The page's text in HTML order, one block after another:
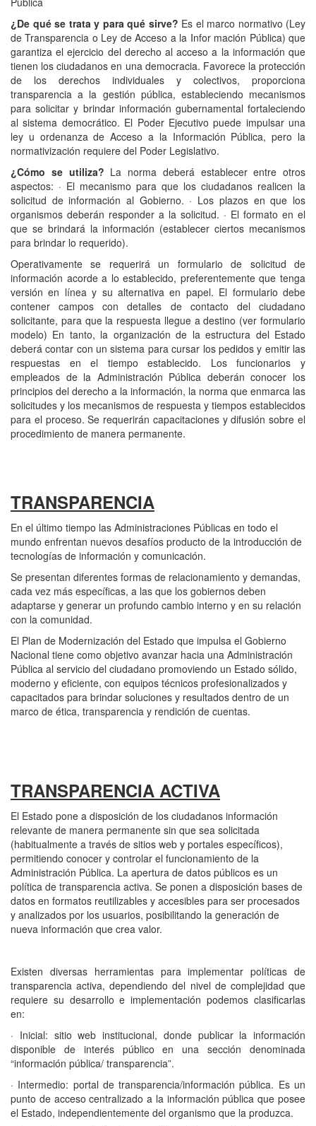
¿De qué se trata y para qué sirve? Es el marco normativo (Ley
de Transparencia o Ley de Acceso a la Infor mación Pública) que
garantiza el ejercicio del derecho al acceso a la información que
tienen los ciudadanos en una democracia. Favorece la protección
de los derechos individuales y colectivos, proporciona
transparencia a la gestión pública, estableciendo mecanismos
para solicitar y brindar información gubernamental fortaleciendo
al sistema democrático. El Poder Ejecutivo puede impulsar una
ley u ordenanza de Acceso a la Información Pública, pero la
normativización requiere del Poder Legislativo.
¿Cómo se utiliza? La norma deberá establecer entre otros
aspectos: · El mecanismo para que los ciudadanos realicen la
solicitud de información al Gobierno. · Los plazos en que los
organismos deberán responder a la solicitud. · El formato en el
que se brindará la información (establecer ciertos mecanismos
para brindar lo requerido).
Operativamente se requerirá un formulario de solicitud de
información acorde a lo establecido, preferentemente que tenga
versión en línea y su alternativa en papel. El formulario debe
contener campos con detalles de contacto del ciudadano
solicitante, para que la respuesta llegue a destino (ver formulario
modelo) En tanto, la organización de la estructura del Estado
deberá contar con un sistema para cursar los pedidos y emitir las
respuestas en el tiempo establecido. Los funcionarios y
empleados de la Administración Pública deberán conocer los
principios del derecho a la información, la norma que enmarca las
solicitudes y los mecanismos de respuesta y tiempos establecidos
para el proceso. Se requerirán capacitaciones y difusión sobre el
procedimiento de manera permanente.
TRANSPARENCIA
En el último tiempo las Administraciones Públicas en todo el
mundo enfrentan nuevos desafíos producto de la introducción de
tecnologías de información y comunicación.
Se presentan diferentes formas de relacionamiento y demandas,
cada vez más específicas, a las que los gobiernos deben
adaptarse y generar un profundo cambio interno y en su relación
con la comunidad.
El Plan de Modernización del Estado que impulsa el Gobierno
Nacional tiene como objetivo avanzar hacia una Administración
Pública al servicio del ciudadano promoviendo un Estado sólido,
moderno y eficiente, con equipos técnicos profesionalizados y
capacitados para brindar soluciones y resultados dentro de un
marco de ética, transparencia y rendición de cuentas.
TRANSPARENCIA ACTIVA
El Estado pone a disposición de los ciudadanos información
relevante de manera permanente sin que sea solicitada
(habitualmente a través de sitios web y portales específicos),
permitiendo conocer y controlar el funcionamiento de la
Administración Pública. La apertura de datos públicos es un
política de transparencia activa. Se ponen a disposición bases de
datos en formatos reutilizables y accesibles para ser procesados
y analizados por los usuarios, posibilitando la generación de
nueva información que crea valor.
Existen diversas herramientas para implementar políticas de
transparencia activa, dependiendo del nivel de complejidad que
requiere su desarrollo e implementación podemos clasificarlas
en:
· Inicial: sitio web institucional, donde publicar la información
disponible de interés público en una sección denominada
“información pública/ transparencia”.
· Intermedio: portal de transparencia/información pública. Es un
punto de acceso centralizado a la información pública que posee
el Estado, independientemente del organismo que la produzca.